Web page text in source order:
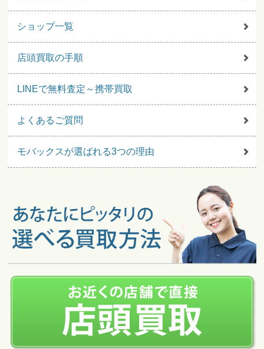
ショップ一覧
店頭買取の手順
LINEで無料査定～携帯買取
よくあるご質問
モバックスが選ばれる3つの理由